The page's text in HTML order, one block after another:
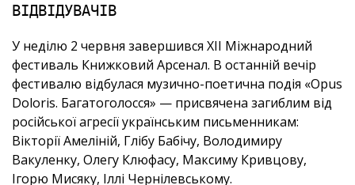
ВІДВІДУВАЧІВ
У неділю 2 червня завершився ХІІ Міжнародний
фестиваль Книжковий Арсенал. В останній вечір
фестивалю відбулася музично-поетична подія «Opus
Doloris. Багатоголосся» — присвячена загиблим від
російської агресії українським письменникам:
Вікторії Амеліній, Глібу Бабічу, Володимиру
Вакуленку, Олегу Клюфасу, Максиму Кривцову,
Ігорю Мисяку, Іллі Чернілевському.